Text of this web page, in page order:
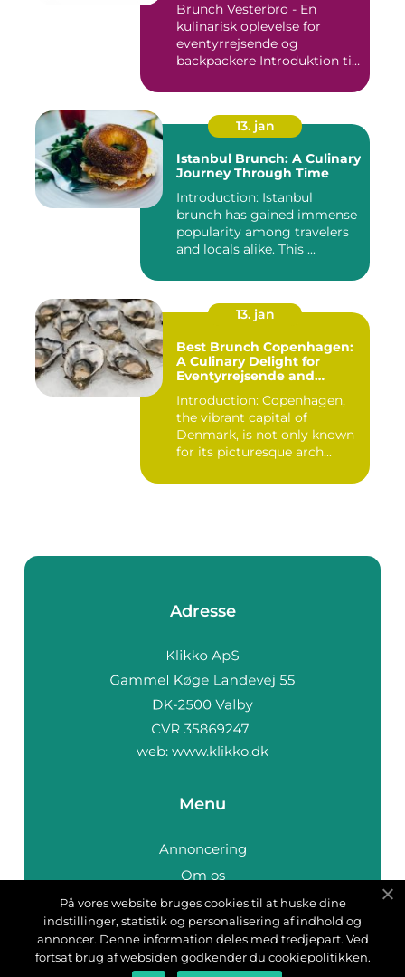
Brunch Vesterbro - En
kulinarisk oplevelse for
eventyrrejsende og
backpackere Introduktion til
13. jan
Istanbul Brunch: A Culinary
Journey Through Time
Introduction: Istanbul
brunch has gained immense
popularity among travelers
and locals alike. This ...
13. jan
Best Brunch Copenhagen:
A Culinary Delight for
Eventyrrejsende and
Introduction: Copenhagen,
the vibrant capital of
Denmark, is not only known
for its picturesque arch...
Adresse
web: www.klikko.dk
Menu
Annoncering
Om os
Cookies
Kontakt os
Sitemap
På vores website bruges cookies til at huske dine
indstillinger, statistik og personalisering af indhold og
annoncer. Denne information deles med tredjepart. Ved
fortsat brug af websiden godkender du cookiepolitikken.